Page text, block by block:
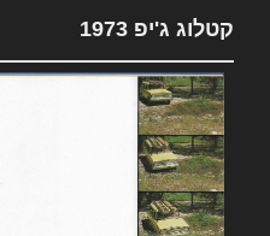
קטלוג ג'יפ 1973